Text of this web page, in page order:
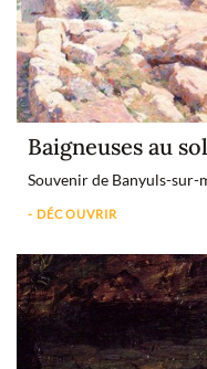
Baigneuses au
Souvenir de Banyuls-sur-
- DÉCOUVRIR